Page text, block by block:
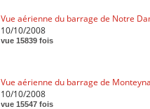
Vue aérienne du barrage de Notre
10/10/2008
vue 15839 fois
Vue aérienne du barrage de
10/10/2008
vue 15547 fois